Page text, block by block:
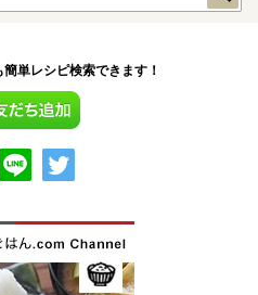
単レシピ検索できます！